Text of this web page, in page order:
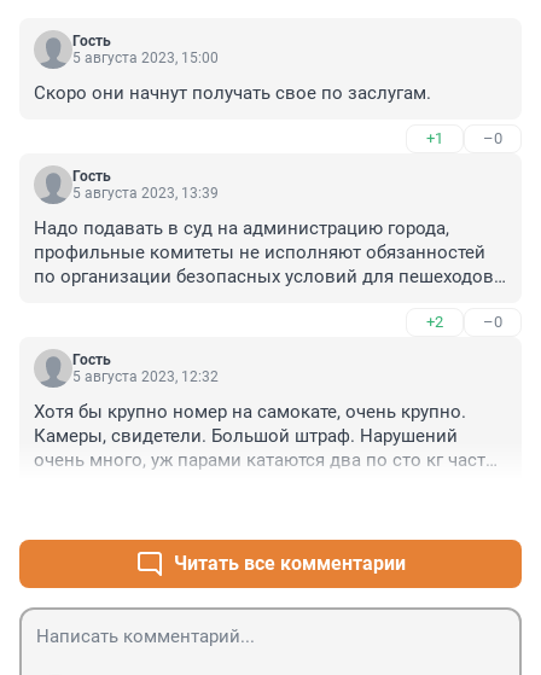
Гость
5 августа 2023, 15:00
Скоро они начнут получать свое по заслугам.
+1 –0
Гость
5 августа 2023, 13:39
Надо подавать в суд на администрацию города,
профильные комитеты не исполняют обязанностей
по организации безопасных условий для пешеходов.
+2 –0
Гость
5 августа 2023, 12:32
Хотя бы крупно номер на самокате, очень крупно.
Камеры, свидетели. Большой штраф. Нарушений
очень много, уж парами катаются два по сто кг часто.
Читать все комментарии